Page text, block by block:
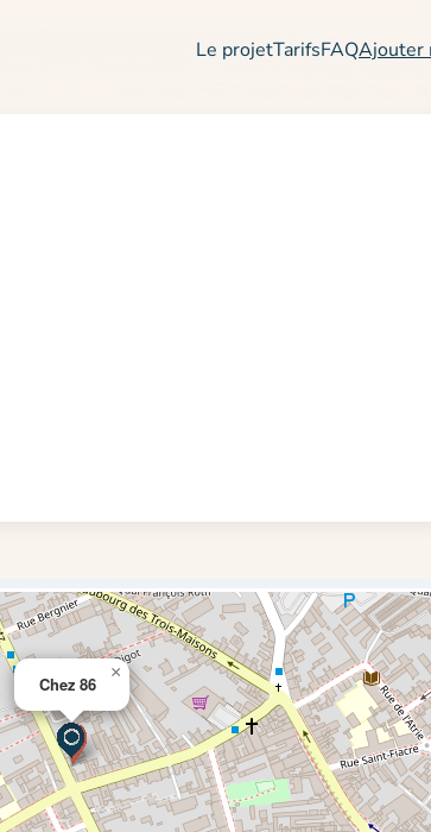
Le projetTarifsFAQAjouter
Chez 86
×